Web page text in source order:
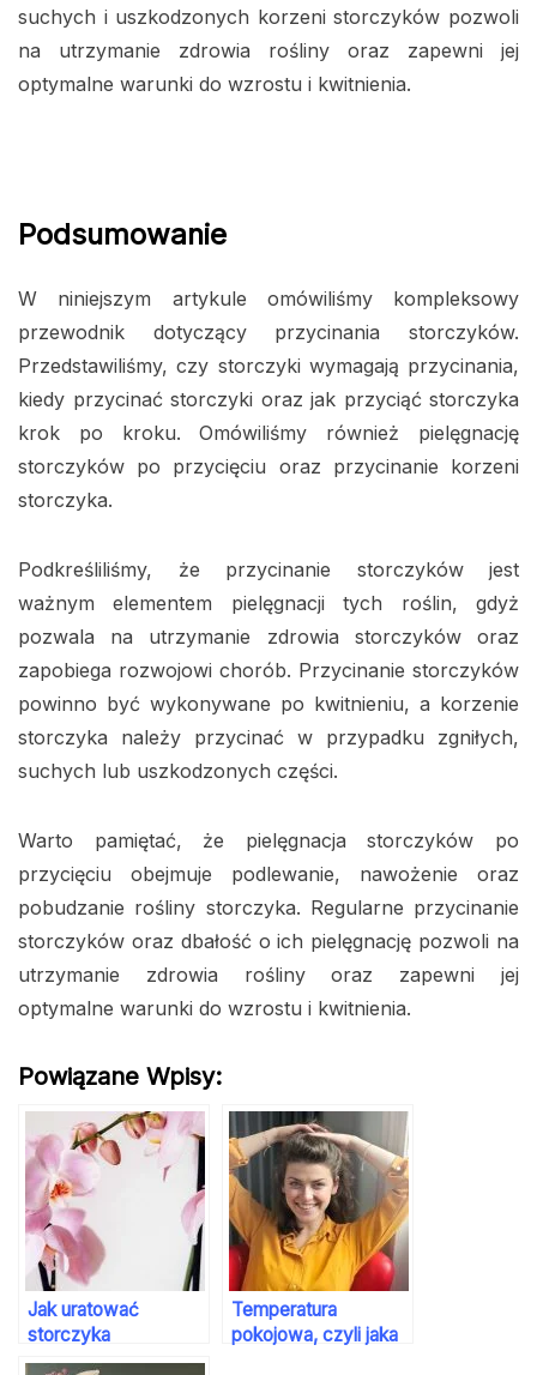
suchych i uszkodzonych korzeni storczyków pozwoli
na utrzymanie zdrowia rośliny oraz zapewni jej
optymalne warunki do wzrostu i kwitnienia.
Podsumowanie
W niniejszym artykule omówiliśmy kompleksowy
przewodnik dotyczący przycinania storczyków.
Przedstawiliśmy, czy storczyki wymagają przycinania,
kiedy przycinać storczyki oraz jak przyciąć storczyka
krok po kroku. Omówiliśmy również pielęgnację
storczyków po przycięciu oraz przycinanie korzeni
storczyka.
Podkreśliliśmy, że przycinanie storczyków jest
ważnym elementem pielęgnacji tych roślin, gdyż
pozwala na utrzymanie zdrowia storczyków oraz
zapobiega rozwojowi chorób. Przycinanie storczyków
powinno być wykonywane po kwitnieniu, a korzenie
storczyka należy przycinać w przypadku zgniłych,
suchych lub uszkodzonych części.
Warto pamiętać, że pielęgnacja storczyków po
przycięciu obejmuje podlewanie, nawożenie oraz
pobudzanie rośliny storczyka. Regularne przycinanie
storczyków oraz dbałość o ich pielęgnację pozwoli na
utrzymanie zdrowia rośliny oraz zapewni jej
optymalne warunki do wzrostu i kwitnienia.
Powiązane Wpisy:
Jak uratować
storczyka
Temperatura
pokojowa, czyli jaka